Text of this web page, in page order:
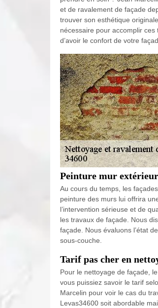
et de ravalement de façade
trouver son esthétique
nécessaire pour accomplir
d’avoir le confort de votre
Peinture mur
Au cours du temps, les
peinture des murs lui offrira
l’intervention sérieuse et de
les travaux de façade. Nous
façade. Nous évaluons l’état
sous-couche.
Tarif pas cher en
Pour le nettoyage de façade,
vous puissiez savoir le tarif
Marcelin pour voir le cas du
Levas34600 soit abordable